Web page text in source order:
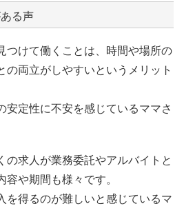
る声
つけて働くことは、時間や場所の
の両立がしやすいというメリット
安定性に不安を感じているママさ
の求人が業務委託やアルバイトと
や期間も様々です。
を得るのが難しいと感じているマ